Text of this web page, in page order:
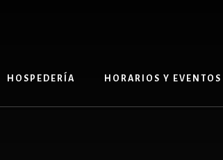
HOSPEDERÍA HORARIOS Y EVENTOS